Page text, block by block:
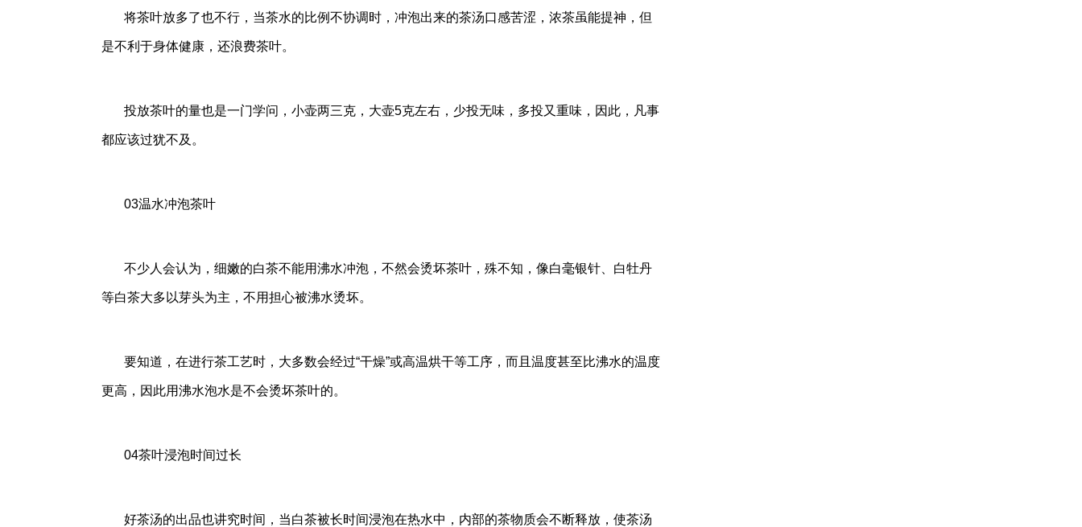
将茶叶放多了也不行，当茶水的比例不协调时，冲泡出来的茶汤口感苦涩，浓茶虽能提神，但
是不利于身体健康，还浪费茶叶。
投放茶叶的量也是一门学问，小壶两三克，大壶5克左右，少投无味，多投又重味，因此，凡事
都应该过犹不及。
03温水冲泡茶叶
不少人会认为，细嫩的白茶不能用沸水冲泡，不然会烫坏茶叶，殊不知，像白毫银针、白牡丹
等白茶大多以芽头为主，不用担心被沸水烫坏。
要知道，在进行茶工艺时，大多数会经过“干燥”或高温烘干等工序，而且温度甚至比沸水的温度
更高，因此用沸水泡水是不会烫坏茶叶的。
04茶叶浸泡时间过长
好茶汤的出品也讲究时间，当白茶被长时间浸泡在热水中，内部的茶物质会不断释放，使茶汤